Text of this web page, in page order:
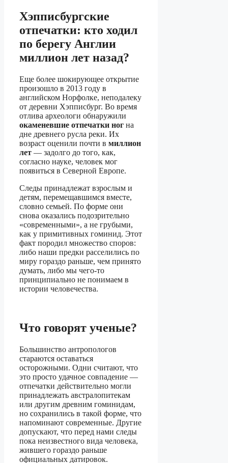
Хэпписбургские
отпечатки: кто ходил
по берегу Англии
миллион лет назад?
Еще более шокирующее открытие
произошло в 2013 году в
английском Норфолке, неподалеку
от деревни Хэпписбург. Во время
отлива археологи обнаружили
окаменевшие отпечатки ног на
дне древнего русла реки. Их
возраст оценили почти в миллион
лет — задолго до того, как,
согласно науке, человек мог
появиться в Северной Европе.
Следы принадлежат взрослым и
детям, перемещавшимся вместе,
словно семьей. По форме они
снова оказались подозрительно
«современными», а не грубыми,
как у примитивных гоминид. Этот
факт породил множество споров:
либо наши предки расселились по
миру гораздо раньше, чем принято
думать, либо мы чего-то
принципиально не понимаем в
истории человечества.
Что говорят ученые?
Большинство антропологов
стараются оставаться
осторожными. Одни считают, что
это просто удачное совпадение —
отпечатки действительно могли
принадлежать австралопитекам
или другим древним гоминидам,
но сохранились в такой форме, что
напоминают современные. Другие
допускают, что перед нами следы
пока неизвестного вида человека,
жившего гораздо раньше
официальных датировок.